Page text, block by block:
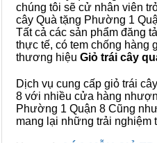
chúng tôi sẽ cử nhân viên
cây Quà tặng Phường 1
Tất cả các sản phẩm đăng
thực tế, có tem chống hàng
thương hiệu Giỏ trái cây
Dịch vụ cung cấp giỏ trái
8 với nhiều cửa hàng
Phường 1 Quận 8 Cũng
mang lại những trải nghiệm